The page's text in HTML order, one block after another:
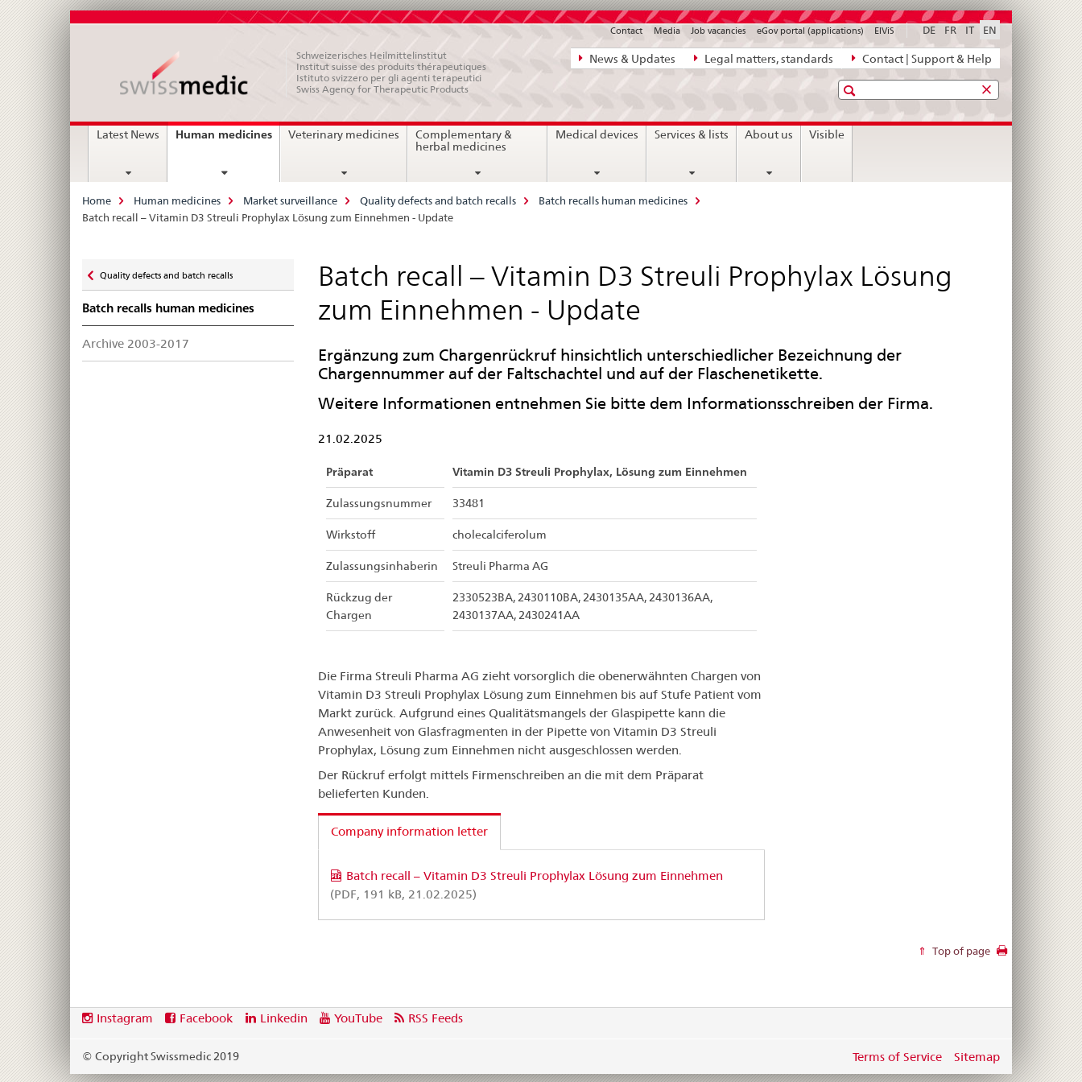
Direct
navigation:
legal
matters,
News & Updates Legal matters, standards Contact | Support & Help
DE FR IT EN
Contact Media Job vacancies eGov portal (applications) ElViS
Schweizerisches Heilmittelinstitut
Institut suisse des produits thérapeutiques
Istituto svizzero per gli agenti terapeutici
Swiss Agency for Therapeutic Products
Search
MainLatest News Human medicinescurrent
Veterinary medicines
Complementary &
herbal medicines
Medical devices Services & lists About us Visible
Breadcrumb
Home Human medicines Market surveillance Quality defects and batch recalls
Batch recalls human medicines
Batch recall – Vitamin D3 Streuli Prophylax Lösung zum Einnehmen - Update
zu
Quality defects and batch recalls
Batch recalls human medicines
Archive 2003-2017
Batch recall – Vitamin D3 Streuli Prophylax Lösung
zum Einnehmen - Update
Ergänzung zum Chargenrückruf hinsichtlich unterschiedlicher Bezeichnung der
Chargennummer auf der Faltschachtel und auf der Flaschenetikette.
Weitere Informationen entnehmen Sie bitte dem Informationsschreiben der Firma.
21.02.2025
Präparat Vitamin D3 Streuli Prophylax, Lösung zum Einnehmen
Zulassungsnummer 33481
Wirkstoff cholecalciferolum
Zulassungsinhaberin Streuli Pharma AG
Rückzug der
Chargen
2330523BA, 2430110BA, 2430135AA, 2430136AA,
2430137AA, 2430241AA
Die Firma Streuli Pharma AG zieht vorsorglich die obenerwähnten Chargen von
Vitamin D3 Streuli Prophylax Lösung zum Einnehmen bis auf Stufe Patient vom
Markt zurück. Aufgrund eines Qualitätsmangels der Glaspipette kann die
Anwesenheit von Glasfragmenten in der Pipette von Vitamin D3 Streuli
Prophylax, Lösung zum Einnehmen nicht ausgeschlossen werden.
Der Rückruf erfolgt mittels Firmenschreiben an die mit dem Präparat
belieferten Kunden.
Company information letter
Batch recall – Vitamin D3 Streuli Prophylax Lösung zum Einnehmen
(PDF, 191 kB, 21.02.2025)
Top of page
Footer
Social
links
Instagram Facebook Linkedin YouTube RSS Feeds
© Copyright Swissmedic 2019 Terms of Service Sitemap